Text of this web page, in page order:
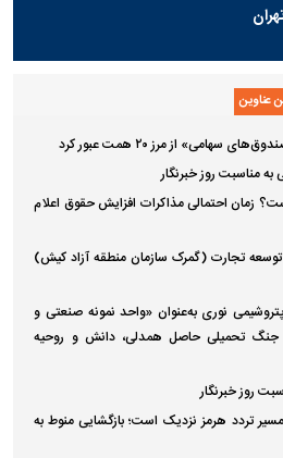
عناوین
از مرز ۲۰ همت عبور کرد
به مناسبت روز خبرنگار
زمان احتمالی مذاکرات افزایش حقوق اعلام
تجارت (گمرک سازمان منطقه آزاد کیش)
نوری به‌عنوان «واحد نمونه صنعتی و
جنگ تحمیلی حاصل همدلی، دانش و روحیه
روز خبرنگار
مسیر تردد هرمز نزدیک است؛ بازگشایی منوط به